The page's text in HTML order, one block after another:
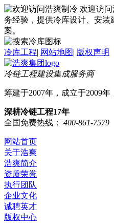
欢迎访
务经验，提供冷库设计、安
案。
冷库工程| 网站地图| 版权声明
冷链工程建设集成服务商
筹建于2007年，成立于2009年
深耕冷链工程17年
全国免费热线：
400-861-7579
网站首页
关于浩爽
浩爽简介
资质荣誉
执行团队
企业文化
诚聘英才
版权中心